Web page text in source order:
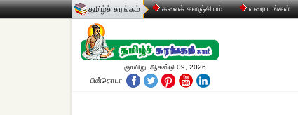
தமிழ்ச் சுரங்கம் கலைக் களஞ்சியம் வரைபடங்கள்
ஞாயிறு, ஆகஸ்டு 09, 2026
பின்தொடர